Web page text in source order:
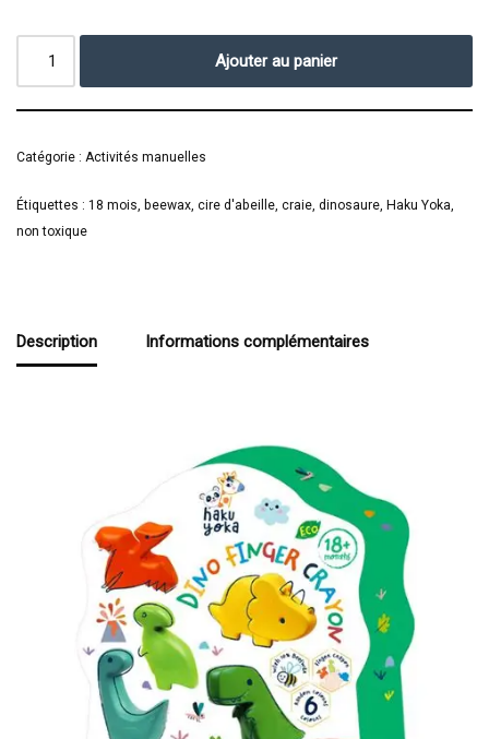
Ajouter au panier
Catégorie : Activités manuelles
Étiquettes : 18 mois beewax cire d'abeille craie dinosaure Haku Yoka
non toxique
Description Informations complémentaires